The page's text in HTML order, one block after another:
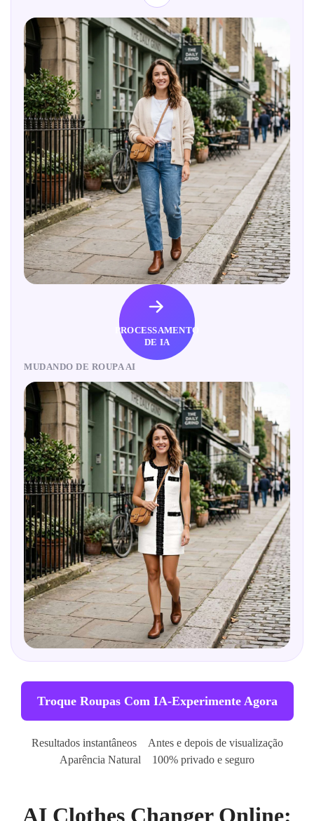
PROCESSAMENTO
DE IA
MUDANDO DE ROUPA AI
Troque Roupas Com IA-Experimente Agora
Resultados instantâneos
Antes e depois de visualização
Aparência Natural
100% privado e seguro
AI Clothes Changer Online: